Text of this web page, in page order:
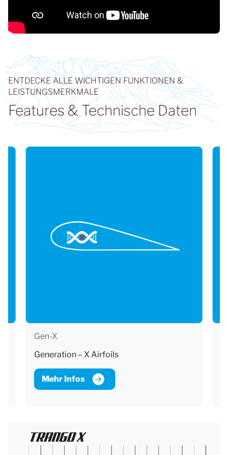
ENTDECKE ALLE WICHTIGEN FUNKTIONEN &
LEISTUNGSMERKMALE
Features & Technische Daten
Gen-X
Generation – X Airfoils
Mehr Infos